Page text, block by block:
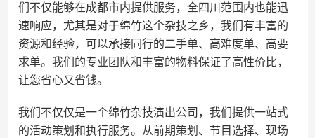
们不仅能够在成都市内提供服务，全四川范围内也能迅
速响应，尤其是对于绵竹这个杂技之乡，我们有丰富的
资源和经验，可以承接同行的二手单、高难度单、高要
求单。我们的专业团队和丰富的物料保证了高性价比，
让您省心又省钱。
我们不仅仅是一个绵竹杂技演出公司，我们提供一站式
的活动策划和执行服务。从前期策划、节目选择、现场